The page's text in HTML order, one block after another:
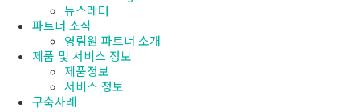
뉴스레터
파트너 소식
영림원 파트너 소개
제품 및 서비스 정보
제품정보
서비스 정보
구축사례